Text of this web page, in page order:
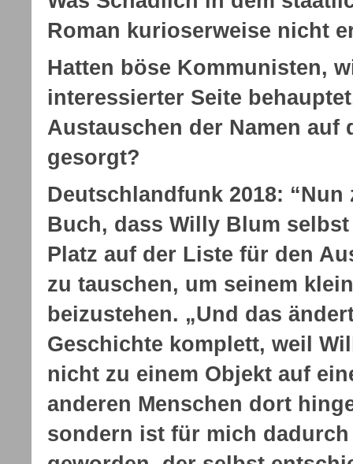
Roman kurioserweise nicht
Hatten böse Kommunisten,
interessierter Seite
Austauschen der Namen auf
gesorgt?
Deutschlandfunk 2018:
Buch, dass Willy Blum
Platz auf der Liste für den
zu tauschen, um seinem
beizustehen. „Und das
Geschichte komplett, weil
nicht zu einem Objekt auf
anderen Menschen dort
sondern ist für mich